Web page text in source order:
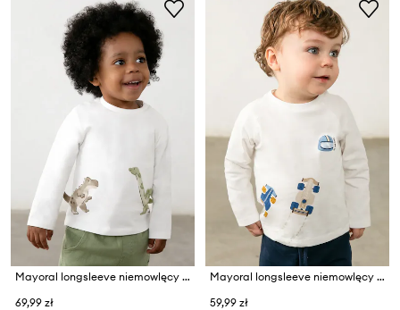
Mayoral longsleeve niemowlęcy bawełniany
69,99 zł
Mayoral longsleeve niemowlęcy bawełniany
59,99 zł